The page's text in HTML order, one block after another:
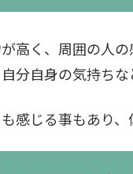
高く、周囲の人の
分自身の気持ちな
感じる事もあり